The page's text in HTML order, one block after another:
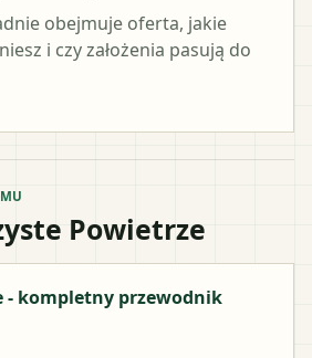
obejmuje oferta, jakie
i czy założenia pasują do
Powietrze
- kompletny przewodnik